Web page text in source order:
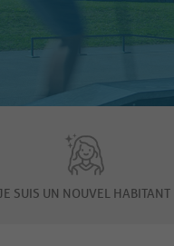
SUIS UN NOUVEL HABITANT